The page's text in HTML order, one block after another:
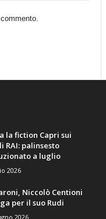
la fiction Capri sui
RAI: palinsesto
a luglio
2026
Niccolò Centioni
per il suo Rudi
2026